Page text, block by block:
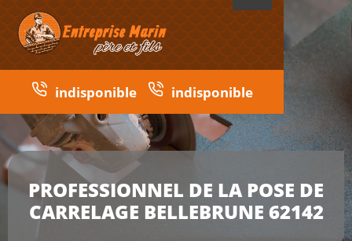
indisponible indisponible
PROFESSIONNEL DE LA POSE DE
CARRELAGE BELLEBRUNE 62142